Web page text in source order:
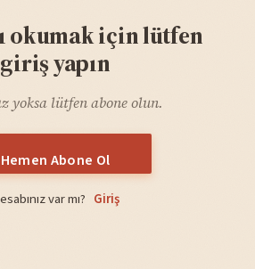
okumak için lütfen
giriş yapın
yoksa lütfen abone olun.
Hemen Abone Ol
var mı? Giriş